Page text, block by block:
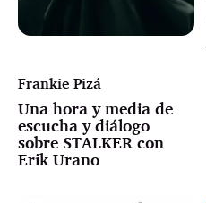
Frankie Pizá
Una hora y media de
escucha y diálogo
sobre STALKER con
Erik Urano